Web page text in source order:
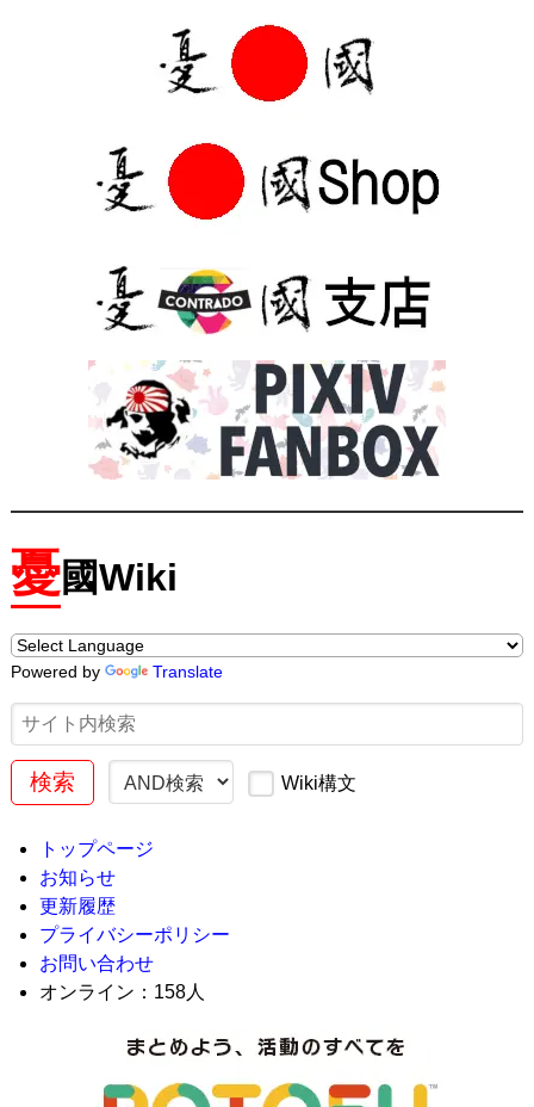
憂國Wiki
Powered by Translate
Wiki構文
トップページ
お知らせ
更新履歴
プライバシーポリシー
お問い合わせ
オンライン：158人